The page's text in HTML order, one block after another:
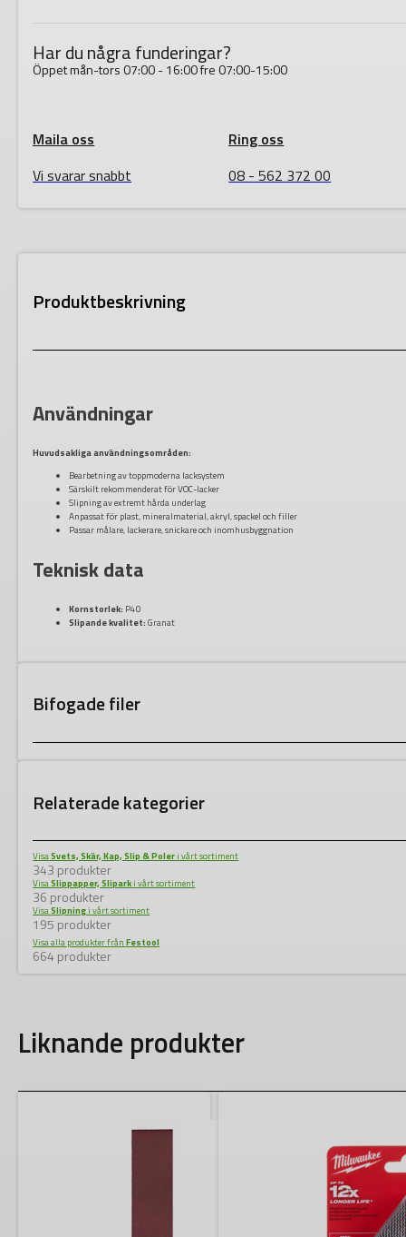
mängd
Har du några funderingar?
Öppet mån-tors 07:00 - 16:00 fre 07:00-15:00
Maila oss
Vi svarar snabbt
Ring oss
08 - 562 372 00
Produktbeskrivning
Användningar
Huvudsakliga användningsområden:
Bearbetning av toppmoderna lacksystem
Särskilt rekommenderat för VOC-lacker
Slipning av extremt hårda underlag
Anpassat för plast, mineralmaterial, akryl, spackel och filler
Passar målare, lackerare, snickare och inomhusbyggnation
Teknisk data
Kornstorlek: P40
Slipande kvalitet: Granat
Bifogade filer
Relaterade kategorier
VisaSvets, Skär, Kap, Slip & Poler i vårt sortiment
343 produkter
VisaSlippapper, Slipark i vårt sortiment
36 produkter
VisaSlipning i vårt sortiment
195 produkter
Visa alla produkter frånFestool
664 produkter
Liknande produkter